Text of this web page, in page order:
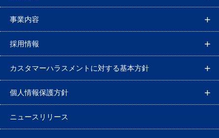
事業内容
採用情報
カスタマーハラスメントに対する基本方針
個人情報保護方針
ニュースリリース